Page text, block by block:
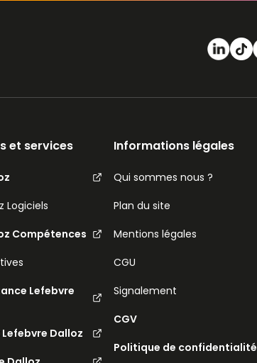
et services
Logiciels
Compétences
Lefebvre
Dalloz
Informations légales
Qui sommes nous ?
Plan du site
Mentions légales
CGU
Signalement
CGV
Politique de confidentialité